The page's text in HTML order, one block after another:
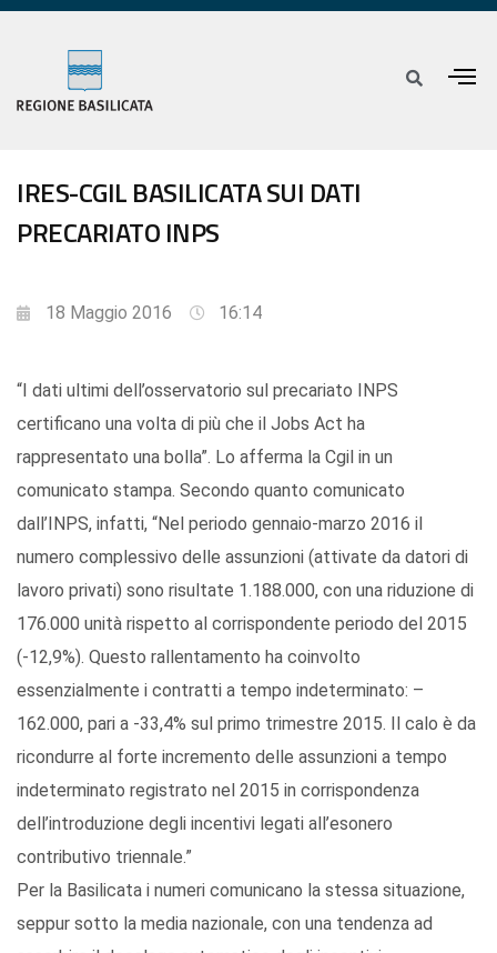
IRES-CGIL BASILICATA SUI DATI
PRECARIATO INPS
18 Maggio 2016 16:14
“I dati ultimi dell’osservatorio sul precariato INPS
certificano una volta di più che il Jobs Act ha
rappresentato una bolla”. Lo afferma la Cgil in un
comunicato stampa. Secondo quanto comunicato
dall’INPS, infatti, “Nel periodo gennaio-marzo 2016 il
numero complessivo delle assunzioni (attivate da datori di
lavoro privati) sono risultate 1.188.000, con una riduzione di
176.000 unità rispetto al corrispondente periodo del 2015
(-12,9%). Questo rallentamento ha coinvolto
essenzialmente i contratti a tempo indeterminato: –
162.000, pari a -33,4% sul primo trimestre 2015. Il calo è da
ricondurre al forte incremento delle assunzioni a tempo
indeterminato registrato nel 2015 in corrispondenza
dell’introduzione degli incentivi legati all’esonero
contributivo triennale.”
Per la Basilicata i numeri comunicano la stessa situazione,
seppur sotto la media nazionale, con una tendenza ad